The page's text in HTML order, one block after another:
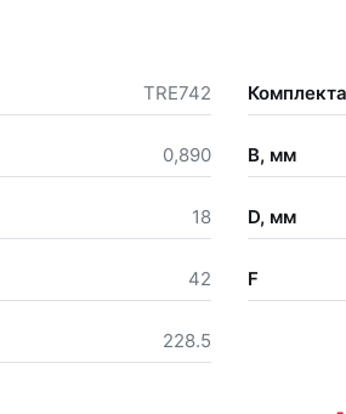
TRE742
0,890 B, мм
18 D, мм
42 F
228.5